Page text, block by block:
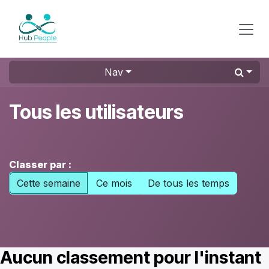
Nav
Tous les utilisateurs
Classer par :
Cette semaine
Ce mois De tous les temps
Aucun classement pour l'instant